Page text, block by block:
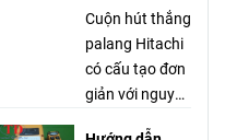
Cuộn hút thắng
palang Hitachi
có cấu tạo đơn
giản với nguyên